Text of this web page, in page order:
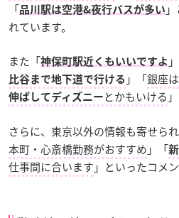
「品川駅は空港&夜行バスが多い
れています。
また「神保町駅近くもいいですよ
比谷まで地下道で行ける 」「銀座
伸ばしてディズニー とかもいける
さらに、東京以外の情報も寄せら
本町・心斎橋勤務がおすすめ 」「
仕事間に合います 」といったコメ